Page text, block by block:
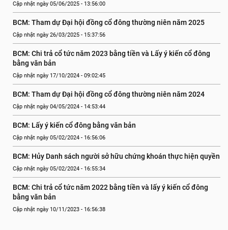
Cập nhật ngày 05/06/2025 - 13:56:00
BCM: Tham dự Đại hội đồng cổ đông thường niên năm 2025
Cập nhật ngày 26/03/2025 - 15:37:56
BCM: Chi trả cổ tức năm 2023 bằng tiền và Lấy ý kiến cổ đông
bằng văn bản
Cập nhật ngày 17/10/2024 - 09:02:45
BCM: Tham dự Đại hội đồng cổ đông thường niên năm 2024
Cập nhật ngày 04/05/2024 - 14:53:44
BCM: Lấy ý kiến cổ đông bằng văn bản
Cập nhật ngày 05/02/2024 - 16:56:06
BCM: Hủy Danh sách người sở hữu chứng khoán thực hiện quyền
Cập nhật ngày 05/02/2024 - 16:55:34
BCM: Chi trả cổ tức năm 2022 bằng tiền và lấy ý kiến cổ đông
bằng văn bản
Cập nhật ngày 10/11/2023 - 16:56:38